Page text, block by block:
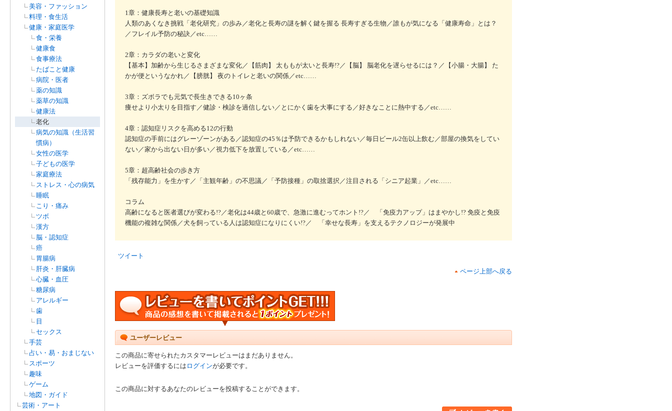
美容・ファッション
料理・食生活
健康・家庭医学
食・栄養
健康食
食事療法
たばこと健康
病院・医者
薬の知識
薬草の知識
健康法
老化
病気の知識（生活習
慣病）
女性の医学
子どもの医学
家庭療法
ストレス・心の病気
睡眠
こり・痛み
ツボ
漢方
脳・認知症
癌
胃腸病
肝炎・肝臓病
心臓・血圧
糖尿病
アレルギー
歯
目
セックス
手芸
占い・易・おまじない
スポーツ
趣味
ゲーム
地図・ガイド
芸術・アート
1章：健康長寿と老いの基礎知識
人類のあくなき挑戦「老化研究」の歩み／老化と長寿の謎を解く鍵を握る 長寿すぎる生物／誰もが気になる「健康寿命」とは？
／フレイル予防の秘訣／etc……
2章：カラダの老いと変化
【基本】加齢から生じるさまざまな変化／【筋肉】 太ももが太いと長寿!?／【脳】 脳老化を遅らせるには？／【小腸・大腸】 た
かが便というなかれ／【膀胱】 夜のトイレと老いの関係／etc……
3章：ズボラでも元気で長生きできる10ヶ条
痩せより小太りを目指す／健診・検診を過信しない／とにかく歯を大事にする／好きなことに熱中する／etc……
4章：認知症リスクを高める12の行動
認知症の手前にはグレーゾーンがある／認知症の45％は予防できるかもしれない／毎日ビール2缶以上飲む／部屋の換気をしてい
ない／家から出ない日が多い／視力低下を放置している／etc……
5章：超高齢社会の歩き方
「残存能力」を生かす／「主観年齢」の不思議／「予防接種」の取捨選択／注目される「シニア起業」／etc……
コラム
高齢になると医者選びが変わる!?／老化は44歳と60歳で、急激に進むってホント!?／ 「免疫力アップ」はまやかし!? 免疫と免疫
機能の複雑な関係／犬を飼っている人は認知症になりにくい!?／ 「幸せな長寿」を支えるテクノロジーが発展中
ツイート
ページ上部へ戻る
ユーザーレビュー
この商品に寄せられたカスタマーレビューはまだありません。
レビューを評価するには ログインが必要です。
この商品に対するあなたのレビューを投稿することができます。